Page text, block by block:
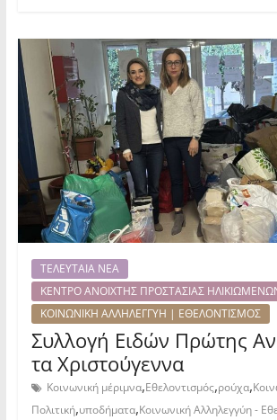
ΤΕΛΕΥΤΑΙΑ ΝΕΑ
ΚΕΝΤΡΟ ΑΝΟΙΧΤΗΣ ΠΡΟΣΤΑΣΙΑΣ
ΚΟΙΝΩΝΙΚΗ ΑΛΛΗΛΕΓΓΥΗ | ΕΘΕΛΟΝΤΙΣΜΟΣ
Συλλογή Ειδών Πρώτης
τα Χριστούγεννα
Κοινωνική μέριμνα,Εθελοντισμός,ρούχα,
Πολιτική,υποδήματα,Κοινωνική Αλληλεγγύη -